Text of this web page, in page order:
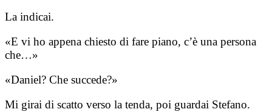
La indicai.
«E vi ho appena chiesto di fare piano, c’è una persona
che…»
«Daniel? Che succede?»
Mi girai di scatto verso la tenda, poi guardai Stefano.